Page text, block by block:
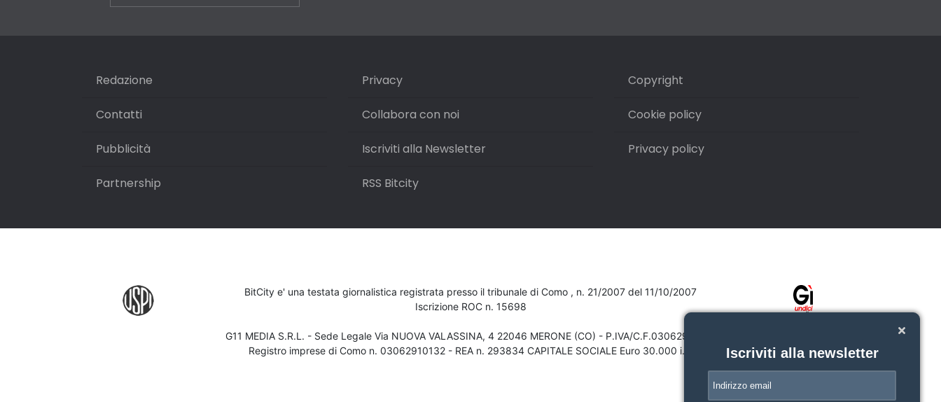
Redazione
Contatti
Pubblicità
Partnership
Privacy
Collabora con noi
Iscriviti alla Newsletter
RSS Bitcity
Copyright
Cookie policy
Privacy policy
BitCity e' una testata giornalistica registrata presso il tribunale di Como , n. 21/2007 del 11/10/2007
Iscrizione ROC n. 15698
G11 MEDIA S.R.L. - Sede Legale Via NUOVA VALASSINA, 4 22046 MERONE (CO) - P.IVA/C.F.03062910132
Registro imprese di Como n. 03062910132 - REA n. 293834 CAPITALE SOCIALE Euro 30.000 i.v.
Iscriviti alla newsletter